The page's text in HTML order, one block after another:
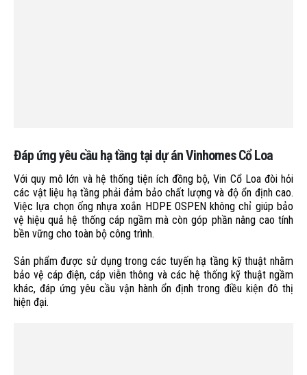
Đáp ứng yêu cầu hạ tầng tại dự án Vinhomes Cổ Loa
Với quy mô lớn và hệ thống tiện ích đồng bộ, Vin Cổ Loa đòi hỏi
các vật liệu hạ tầng phải đảm bảo chất lượng và độ ổn định cao.
Việc lựa chọn ống nhựa xoắn HDPE OSPEN không chỉ giúp bảo
vệ hiệu quả hệ thống cáp ngầm mà còn góp phần nâng cao tính
bền vững cho toàn bộ công trình.
Sản phẩm được sử dụng trong các tuyến hạ tầng kỹ thuật nhằm
bảo vệ cáp điện, cáp viễn thông và các hệ thống kỹ thuật ngầm
khác, đáp ứng yêu cầu vận hành ổn định trong điều kiện đô thị
hiện đại.